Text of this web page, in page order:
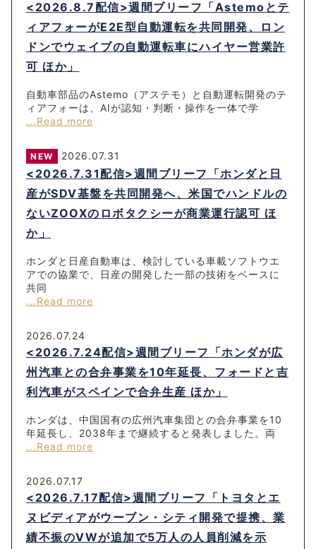
<2026.8.7配信>週間ブリーフ「Astemoとテ
ィアフォーがE2E型自動運転を共同開発、ロン
ドンでウェイブの自動運転車にハイヤー営業許
可 ほか」
自動車部品のAstemo（アステモ）と自動運転開発のテ
ィアフォーは、AIが認知・判断・操作を一体で学
...Read more
NEW 2026.07.31
<2026.7.31配信>週間ブリーフ「ホンダと日
産がSDV基盤を共同開発へ、米国でハンドルの
ないZOOXのロボタクシーが商業運行認可 ほ
か」
ホンダと日産自動車は、検討している車載ソフトウエ
アでの協業で、日産の開発した一部の技術をベースに
共同
...Read more
2026.07.24
<2026.7.24配信>週間ブリーフ「ホンダが広
州汽車との合弁事業を10年延長、フォードと吉
利汽車がスペインで合弁生産 ほか」
ホンダは、中国国有の広州汽車集団との合弁事業を10
年延長し、2038年まで継続すると発表しました。両
...Read more
2026.07.17
<2026.7.17配信>週間ブリーフ「トヨタとエ
ヌビディアがウーブン・シティ開発で提携、業
績不振のVWが追加で5万人の人員削減を示